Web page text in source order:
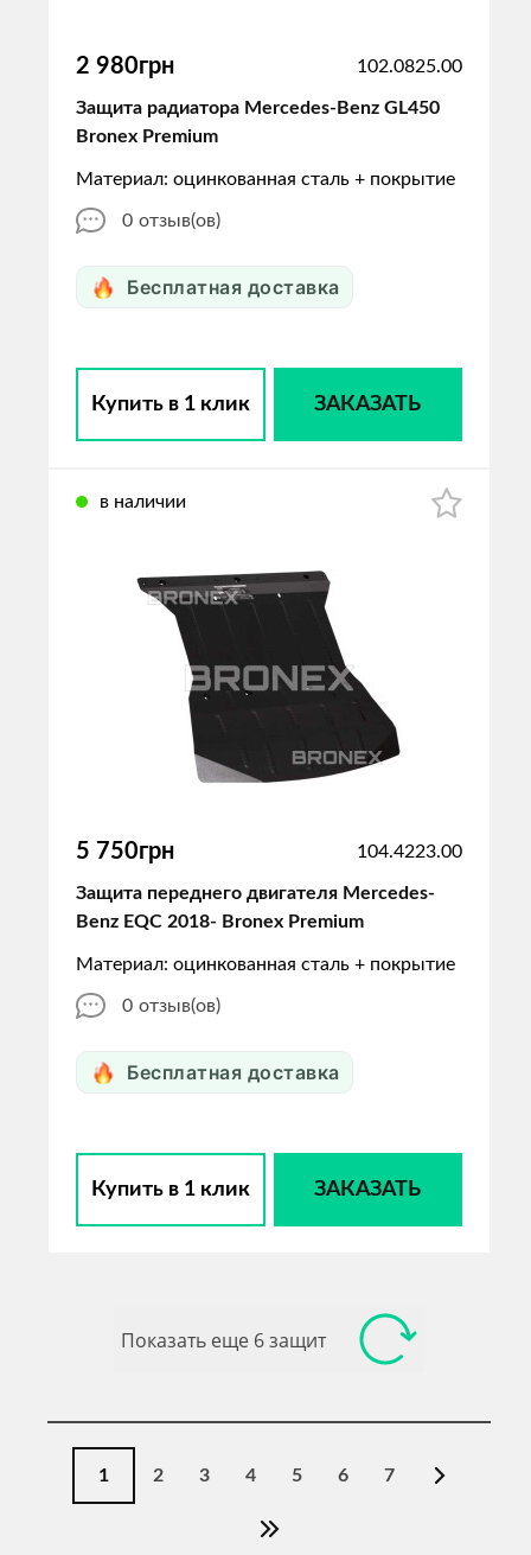
2 980грн 102.0825.00
Защита радиатора Mercedes-Benz GL450
Bronex Premium
Материал: оцинкованная сталь + покрытие
0 отзыв(ов)
Бесплатная доставка
Купить в 1 клик ЗАКАЗАТЬ
в наличии
5 750грн 104.4223.00
Защита переднего двигателя Mercedes-
Benz EQC 2018- Bronex Premium
Материал: оцинкованная сталь + покрытие
0 отзыв(ов)
Бесплатная доставка
Купить в 1 клик ЗАКАЗАТЬ
Показать еще 6 защит
1 2 3 4 5 6 7